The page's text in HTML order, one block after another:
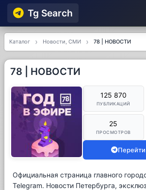
Tg Searсh
Каталог Новости, СМИ 78 | НОВОСТИ
78 | НОВОСТИ
125 870
ПУБЛИКАЦИЙ
25
ПРОСМОТРОВ
Перейти
Официальная страница главного
Telegram. Новости Петербурга,